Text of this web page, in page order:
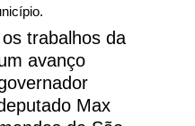
trabalhos da
avanço
Max